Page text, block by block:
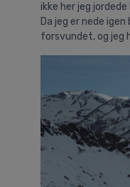
ikke her jeg
Da jeg er nede
forsvundet, og jeg